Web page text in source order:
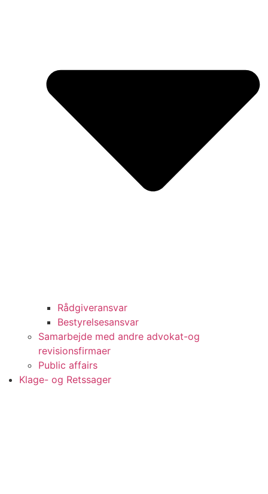
Rådgiveransvar
Bestyrelsesansvar
Samarbejde med andre advokat-og
revisionsfirmaer
Public affairs
Klage- og Retssager